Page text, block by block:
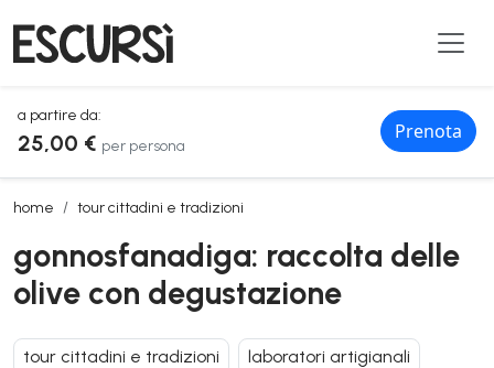
a partire da:
25,00 € per persona
Prenota
home tour cittadini e tradizioni
gonnosfanadiga: raccolta delle olive con degustazione
gonnosfanadiga: raccolta delle
olive con degustazione
tour cittadini e tradizioni laboratori artigianali